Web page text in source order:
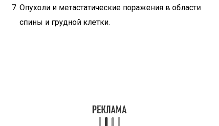
Опухоли и метастатические поражения в области
спины и грудной клетки.